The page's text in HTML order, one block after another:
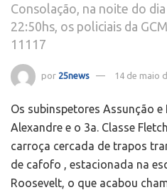
Consolação, na noite do
22:50hs, os policiais da
11117
por 25news 14 de maio
Os subinspetores Assunção e
Alexandre e o 3a. Classe
carroça cercada de trapos
de cafofo , estacionada na
Roosevelt, o que acabou